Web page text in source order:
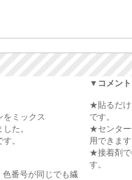
をミックス
た。
。
番号が同じでも繊
▼コメント
★貼るだけ
です。
★センター
用できま
★接着剤で
す。